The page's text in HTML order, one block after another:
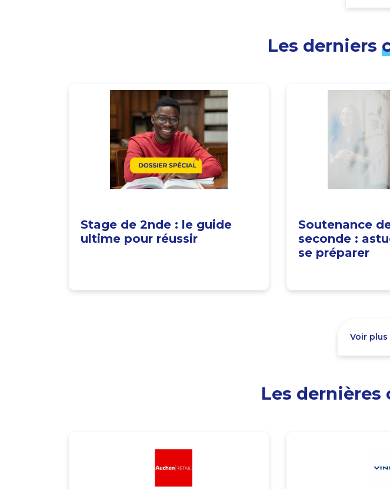
Les derniers
Stage de 2nde : le guide
ultime pour réussir
Soutenance
seconde :
se préparer
Voir
Les dernières